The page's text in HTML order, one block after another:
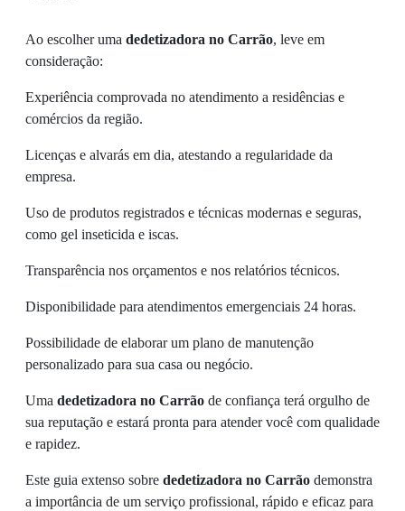
Ao escolher uma dedetizadora no Carrão, leve em
consideração:
Experiência comprovada no atendimento a residências e
comércios da região.
Licenças e alvarás em dia, atestando a regularidade da
empresa.
Uso de produtos registrados e técnicas modernas e seguras,
como gel inseticida e iscas.
Transparência nos orçamentos e nos relatórios técnicos.
Disponibilidade para atendimentos emergenciais 24 horas.
Possibilidade de elaborar um plano de manutenção
personalizado para sua casa ou negócio.
Uma dedetizadora no Carrão de confiança terá orgulho de
sua reputação e estará pronta para atender você com qualidade
e rapidez.
Este guia extenso sobre dedetizadora no Carrão demonstra
a importância de um serviço profissional, rápido e eficaz para